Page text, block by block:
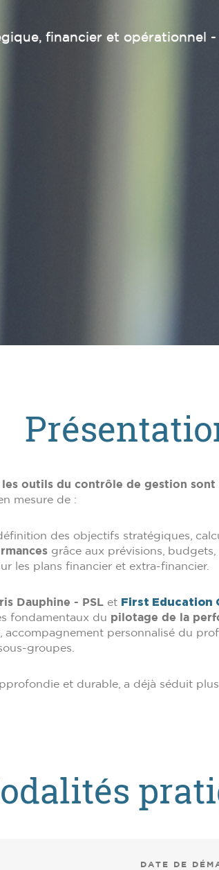
financier et opérationnel
outils du contrôle de gestion
mesure de :
des objectifs stratégiques,
grâce aux prévisions,
les plans financier et extra-financier.
Dauphine - PSL et First Education
fondamentaux du pilotage de la
personnalisé du
groupes.
et durable, a déjà séduit
DATE DE